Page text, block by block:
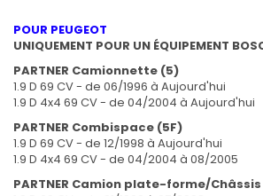
POUR PEUGEOT
UNIQUEMENT POUR UN ÉQUIPEMENT
PARTNER Camionnette (5)
1.9 D 69 CV - de 06/1996 à Aujourd'hui
1.9 D 4x4 69 CV - de 04/2004 à Aujourd'hui
PARTNER Combispace (5F)
1.9 D 69 CV - de 12/1998 à Aujourd'hui
1.9 D 4x4 69 CV - de 04/2004 à 08/2005
PARTNER Camion plate-forme/Châssis